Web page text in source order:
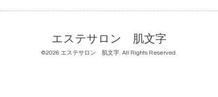
エステサロン 肌文字
©2026 エステサロン 肌文字. All Rights Reserved.